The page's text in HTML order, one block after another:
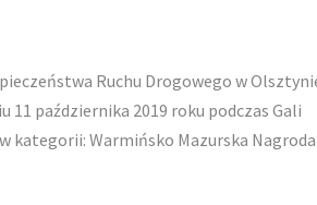
Ruchu Drogowego w
11 października 2019 roku podczas Gali
kategorii: Warmińsko Mazurska Nagroda